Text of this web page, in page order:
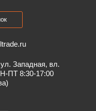
Западная, вл.
ПТ 8:30-17:00